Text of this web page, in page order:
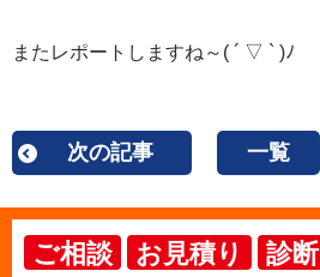
またレポートしますね～( ´ ▽ ` )ﾉ
次の記事 一覧
ご相談 お見積り 診断